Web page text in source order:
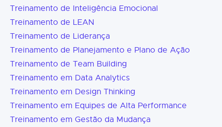
Treinamento de Inteligência Emocional
Treinamento de LEAN
Treinamento de Liderança
Treinamento de Planejamento e Plano de Ação
Treinamento de Team Building
Treinamento em Data Analytics
Treinamento em Design Thinking
Treinamento em Equipes de Alta Performance
Treinamento em Gestão da Mudança